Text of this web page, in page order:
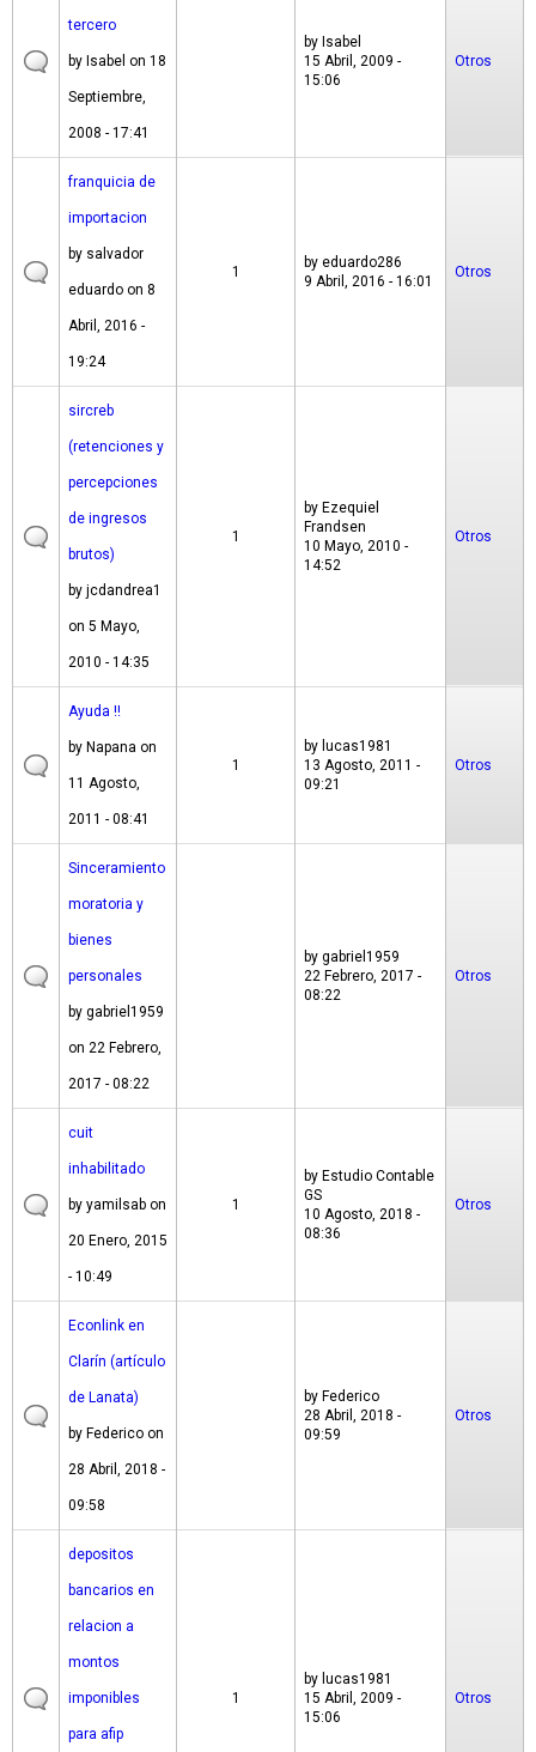
tercero
by Isabel on 18
Septiembre,
2008 - 17:41
by Isabel
15 Abril, 2009 -
15:06
Otros
franquicia de
importacion
by salvador
eduardo on 8
Abril, 2016 -
19:24
1
by eduardo286
9 Abril, 2016 - 16:01
Otros
sircreb
(retenciones y
percepciones
de ingresos
brutos)
by jcdandrea1
on 5 Mayo,
2010 - 14:35
1
by Ezequiel
Frandsen
10 Mayo, 2010 -
14:52
Otros
Ayuda !!
by Napana on
11 Agosto,
2011 - 08:41
1
by lucas1981
13 Agosto, 2011 -
09:21
Otros
Sinceramiento
moratoria y
bienes
personales
by gabriel1959
on 22 Febrero,
2017 - 08:22
by gabriel1959
22 Febrero, 2017 -
08:22
Otros
cuit
inhabilitado
by yamilsab on
20 Enero, 2015
- 10:49
1
by Estudio Contable
GS
10 Agosto, 2018 -
08:36
Otros
Econlink en
Clarín (artículo
de Lanata)
by Federico on
28 Abril, 2018 -
09:58
by Federico
28 Abril, 2018 -
09:59
Otros
depositos
bancarios en
relacion a
montos
imponibles
para afip
1
by lucas1981
15 Abril, 2009 -
15:06
Otros